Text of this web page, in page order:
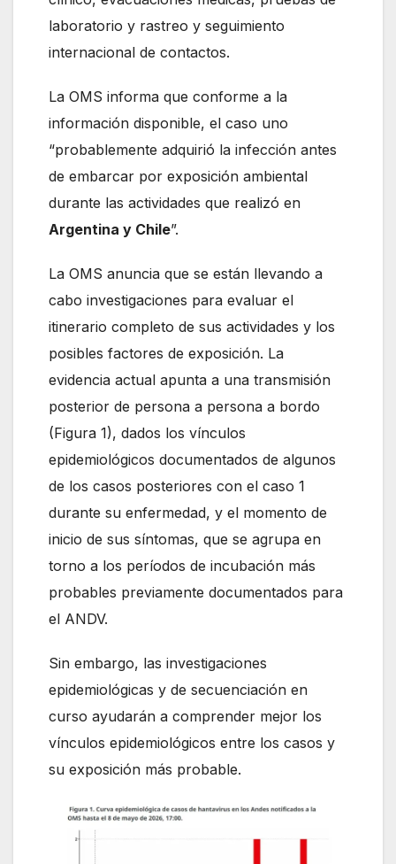
laboratorio y rastreo y seguimiento
internacional de contactos.
La OMS informa que conforme a la
información disponible, el caso uno
“probablemente adquirió la infección antes
de embarcar por exposición ambiental
durante las actividades que realizó en
Argentina y Chile”.
La OMS anuncia que se están llevando a
cabo investigaciones para evaluar el
itinerario completo de sus actividades y los
posibles factores de exposición. La
evidencia actual apunta a una transmisión
posterior de persona a persona a bordo
(Figura 1), dados los vínculos
epidemiológicos documentados de algunos
de los casos posteriores con el caso 1
durante su enfermedad, y el momento de
inicio de sus síntomas, que se agrupa en
torno a los períodos de incubación más
probables previamente documentados para
el ANDV.
Sin embargo, las investigaciones
epidemiológicas y de secuenciación en
curso ayudarán a comprender mejor los
vínculos epidemiológicos entre los casos y
su exposición más probable.